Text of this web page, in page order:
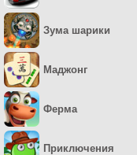
Зума шарики
Маджонг
Ферма
Приключения